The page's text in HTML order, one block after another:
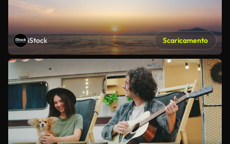
iStock Scaricamento